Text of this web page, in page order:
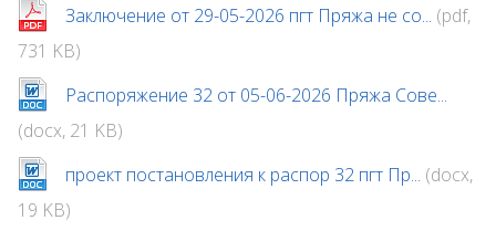
Заключение от 29-05-2026 пгт Пряжа не со... (pdf,
731 KB)
Распоряжение 32 от 05-06-2026 Пряжа Сове...
(docx, 21 KB)
проект постановления к распор 32 пгт Пр... (docx,
19 KB)